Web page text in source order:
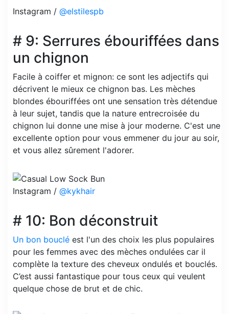
Instagram / @elstilespb
# 9: Serrures ébouriffées dans
un chignon
Facile à coiffer et mignon: ce sont les adjectifs qui
décrivent le mieux ce chignon bas. Les mèches
blondes ébouriffées ont une sensation très détendue
à leur sujet, tandis que la nature entrecroisée du
chignon lui donne une mise à jour moderne. C'est une
excellente option pour vous emmener du jour au soir,
et vous allez sûrement l'adorer.
Instagram / @kykhair
# 10: Bon déconstruit
Un bon bouclé est l'un des choix les plus populaires
pour les femmes avec des mèches ondulées car il
complète la texture des cheveux ondulés et bouclés.
C’est aussi fantastique pour tous ceux qui veulent
quelque chose de brut et de chic.